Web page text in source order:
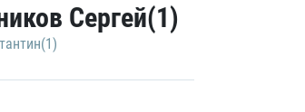
Сергей(1)